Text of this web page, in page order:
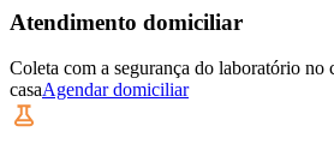
Atendimento domiciliar
Coleta com a segurança do laboratório no
casaAgendar domiciliar